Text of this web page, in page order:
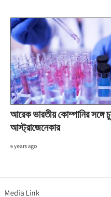
আরেক ভারতীয় কোম্পানির সঙ্গে
আস্ট্রাজেনেকার
৬ years ago
Media Link